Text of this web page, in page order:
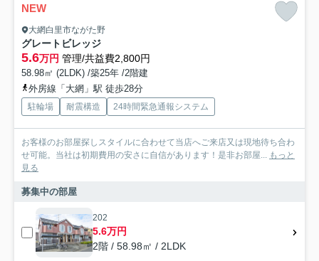
NEW
大網白里市ながた野
グレートビレッジ
5.6万円 管理/共益費2,800円
58.98㎡ (2LDK) /築25年 /2階建
外房線「大網」駅 徒歩28分
駐輪場 耐震構造 24時間緊急通報システム
お客様のお部屋探しスタイルに合わせて当店へご来店又は現地待ち合わ
せ可能。当社は初期費用の安さに自信があります！是非お部屋... もっと
見る
募集中の部屋
202
5.6万円
2階 / 58.98㎡ / 2LDK